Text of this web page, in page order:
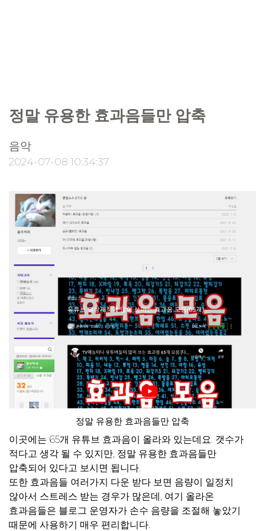
정말 유용한 효과음들만 압축
음악
2024-07-08 10:34:37
정말 유용한 효과음들만 압축
이곳에는 65개 유튜브 효과음이 올라와 있는데요. 갯수가
적다고 생각 될 수 있지만, 정말 유용한 효과음들만
압축되어 있다고 보시면 됩니다.
또한 효과음들 여러가지 다운 받다 보면 음량이 일정치
않아서 스트레스 받는 경우가 많은데, 여기 올라온
효과음들은 블로그 운영자가 손수 음량을 조절해 놓았기
때문에 사용하기 매우 편리합니다.